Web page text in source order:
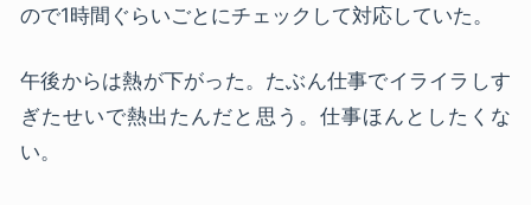
ので1時間ぐらいごとにチェックして対応していた。
午後からは熱が下がった。たぶん仕事でイライラしす
ぎたせいで熱出たんだと思う。仕事ほんとしたくな
い。